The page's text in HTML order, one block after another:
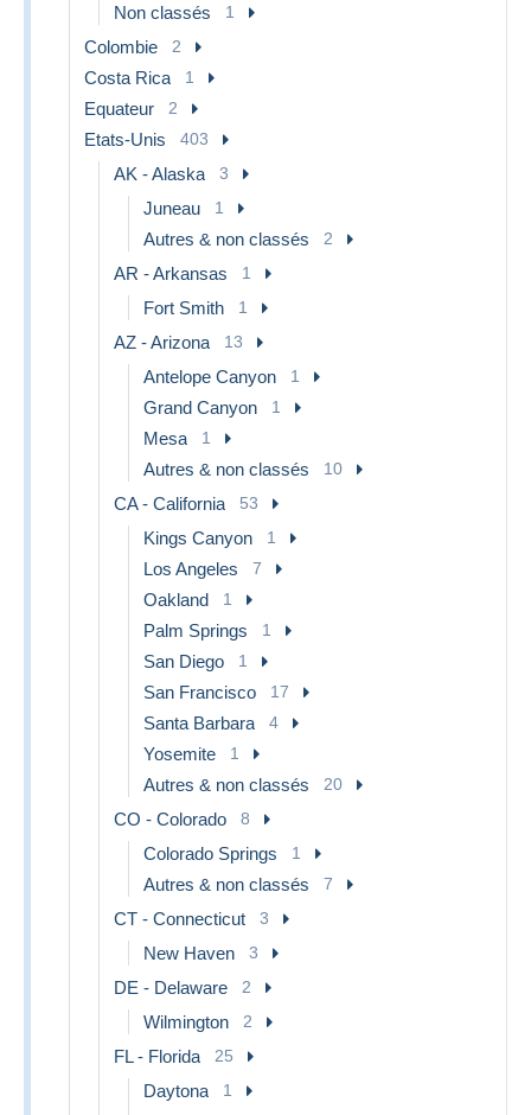
Non classés 1
Colombie 2
Costa Rica 1
Equateur 2
Etats-Unis 403
AK - Alaska 3
Juneau 1
Autres & non classés 2
AR - Arkansas 1
Fort Smith 1
AZ - Arizona 13
Antelope Canyon 1
Grand Canyon 1
Mesa 1
Autres & non classés 10
CA - California 53
Kings Canyon 1
Los Angeles 7
Oakland 1
Palm Springs 1
San Diego 1
San Francisco 17
Santa Barbara 4
Yosemite 1
Autres & non classés 20
CO - Colorado 8
Colorado Springs 1
Autres & non classés 7
CT - Connecticut 3
New Haven 3
DE - Delaware 2
Wilmington 2
FL - Florida 25
Daytona 1